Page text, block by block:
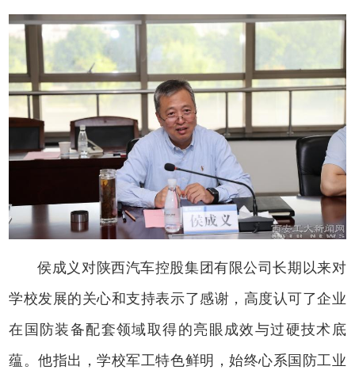
侯成义对陕西汽车控股集团有限公司长期以来对
学校发展的关心和支持表示了感谢，高度认可了企业
在国防装备配套领域取得的亮眼成效与过硬技术底
蕴。他指出，学校军工特色鲜明，始终心系国防工业